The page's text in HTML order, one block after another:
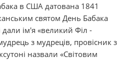
в США датована 1841
святом День Бабака
дали ім'я «великий Філ -
з мудреців, провісник з
назвали «Світовим